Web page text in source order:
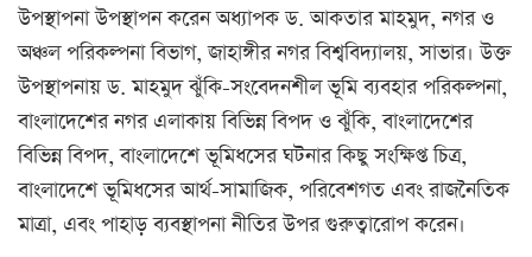
উপস্থাপনা উপস্থাপন করেন অধ্যাপক ড. আকতার মাহমুদ, নগর ও
অঞ্চল পরিকল্পনা বিভাগ, জাহাঙ্গীর নগর বিশ্ববিদ্যালয়, সাভার। উক্ত
উপস্থাপনায় ড. মাহমুদ ঝুঁকি-সংবেদনশীল ভূমি ব্যবহার পরিকল্পনা,
বাংলাদেশের নগর এলাকায় বিভিন্ন বিপদ ও ঝুঁকি, বাংলাদেশের
বিভিন্ন বিপদ, বাংলাদেশে ভূমিধসের ঘটনার কিছু সংক্ষিপ্ত চিত্র,
বাংলাদেশে ভূমিধসের আর্থ-সামাজিক, পরিবেশগত এবং রাজনৈতিক
মাত্রা, এবং পাহাড় ব্যবস্থাপনা নীতির উপর গুরুত্বারোপ করেন।